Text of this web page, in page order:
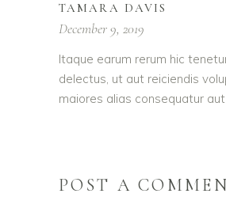
TAMARA DAVIS
December 9, 2019
Itaque earum rerum hic
delectus, ut aut reiciendis
maiores alias consequatur
POST A